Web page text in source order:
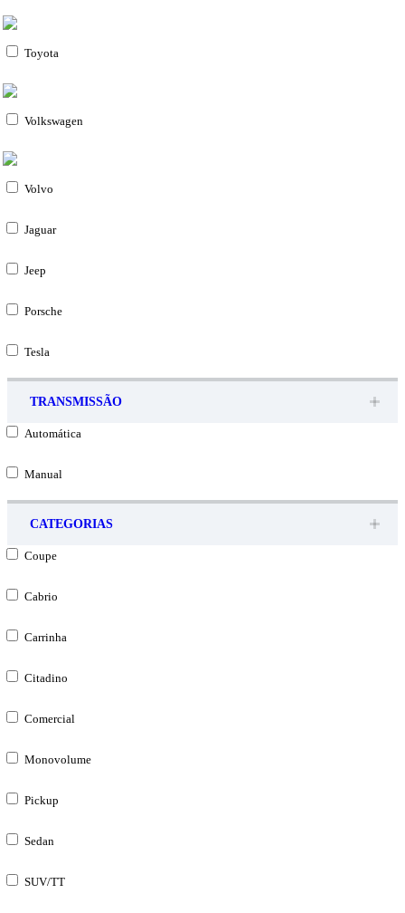
Toyota
Volkswagen
Volvo
Jaguar
Jeep
Porsche
Tesla
TRANSMISSÃO
Automática
Manual
CATEGORIAS
Coupe
Cabrio
Carrinha
Citadino
Comercial
Monovolume
Pickup
Sedan
SUV/TT